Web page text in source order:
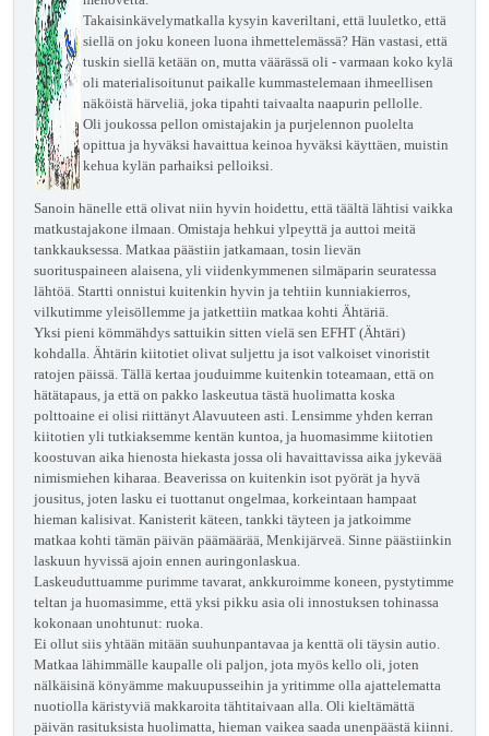
Takaisinkävelymatkalla kysyin kaveriltani, että luuletko, että
siellä on joku koneen luona ihmettelemässä? Hän vastasi, että
tuskin siellä ketään on, mutta väärässä oli - varmaan koko kylä
oli materialisoitunut paikalle kummastelemaan ihmeellisen
näköistä härveliä, joka tipahti taivaalta naapurin pellolle.
Oli joukossa pellon omistajakin ja purjelennon puolelta
opittua ja hyväksi havaittua keinoa hyväksi käyttäen, muistin
kehua kylän parhaiksi pelloiksi.
Sanoin hänelle että olivat niin hyvin hoidettu, että täältä lähtisi vaikka
matkustajakone ilmaan. Omistaja hehkui ylpeyttä ja auttoi meitä
tankkauksessa. Matkaa päästiin jatkamaan, tosin lievän
suorituspaineen alaisena, yli viidenkymmenen silmäparin seuratessa
lähtöä. Startti onnistui kuitenkin hyvin ja tehtiin kunniakierros,
vilkutimme yleisöllemme ja jatkettiin matkaa kohti Ähtäriä.
Yksi pieni kömmähdys sattuikin sitten vielä sen EFHT (Ähtäri)
kohdalla. Ähtärin kiitotiet olivat suljettu ja isot valkoiset vinoristit
ratojen päissä. Tällä kertaa jouduimme kuitenkin toteamaan, että on
hätätapaus, ja että on pakko laskeutua tästä huolimatta koska
polttoaine ei olisi riittänyt Alavuuteen asti. Lensimme yhden kerran
kiitotien yli tutkiaksemme kentän kuntoa, ja huomasimme kiitotien
koostuvan aika hienosta hiekasta jossa oli havaittavissa aika jykevää
nimismiehen kiharaa. Beaverissa on kuitenkin isot pyörät ja hyvä
jousitus, joten lasku ei tuottanut ongelmaa, korkeintaan hampaat
hieman kalisivat. Kanisterit käteen, tankki täyteen ja jatkoimme
matkaa kohti tämän päivän päämäärää, Menkijärveä. Sinne päästiinkin
laskuun hyvissä ajoin ennen auringonlaskua.
Laskeuduttuamme purimme tavarat, ankkuroimme koneen, pystytimme
teltan ja huomasimme, että yksi pikku asia oli innostuksen tohinassa
kokonaan unohtunut: ruoka.
Ei ollut siis yhtään mitään suuhunpantavaa ja kenttä oli täysin autio.
Matkaa lähimmälle kaupalle oli paljon, jota myös kello oli, joten
nälkäisinä könyämme makuupusseihin ja yritimme olla ajattelematta
nuotiolla käristyviä makkaroita tähtitaivaan alla. Oli kieltämättä
päivän rasituksista huolimatta, hieman vaikea saada unenpäästä kiinni.